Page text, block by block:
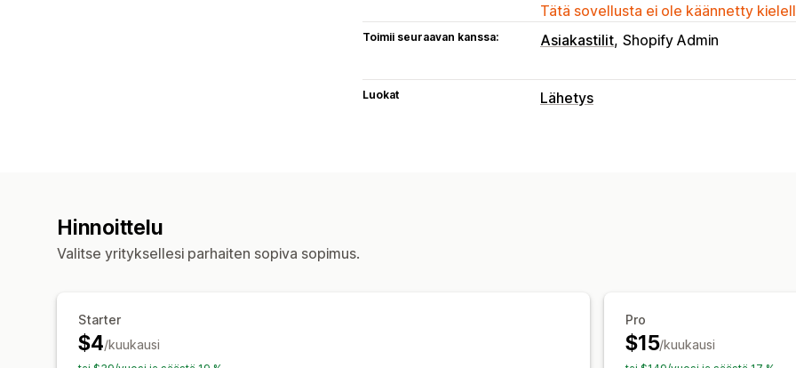
Tätä sovellusta ei ole käännetty
Toimii seuraavan kanssa: Asiakastilit Shopify Admin
Luokat Lähetys
Tilausten synkronointi
Hinnoittelu
Valitse yrityksellesi parhaiten sopiva sopimus.
Starter
$4/kuukausi
Pro
$15/kuukausi